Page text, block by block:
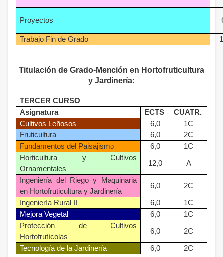
Proyectos
Trabajo Fin de Grado
Titulación de Grado-Mención en Hortofruticultura
y Jardinería:
TERCER CURSO
Asignatura
ECTS
CUATR.
Cultivos Leñosos
6,0
1C
Fruticultura
6,0
2C
Fundamentos del Paisajismo
6,0
1C
Horticultura y Cultivos
Ornamentales
12,0 A
Ingeniería del Riego y Maquinaria
en Hortofruticultura y Jardinería
6,0 2C
Ingeniería Rural II 6,0
1C
Mejora Vegetal
6,0
1C
Protección de Cultivos
Hortofrutícolas
6,0 2C
Tecnología de la Jardinería 6,0 2C